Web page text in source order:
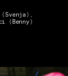
(Benny)